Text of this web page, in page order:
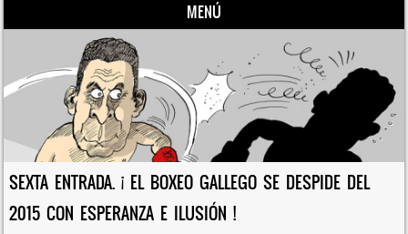
MENÚ
Saltar al contenido
SEXTA ENTRADA. ¡ EL BOXEO GALLEGO SE DESPIDE DEL
2015 CON ESPERANZA E ILUSIÓN !